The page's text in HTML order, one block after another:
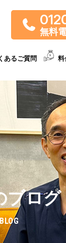
無料
あるご質問 料
ブログ